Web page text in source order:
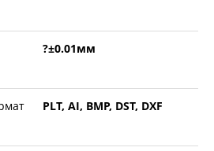
?±0.01мм
PLT, AI, BMP, DST, DXF